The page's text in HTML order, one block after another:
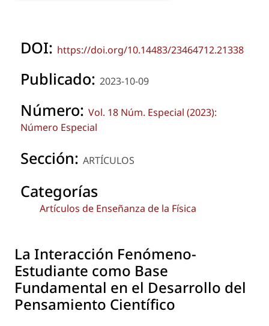
DOI: https://doi.org/10.14483/23464712.21338
Publicado: 2023-10-09
Número: Vol. 18 Núm. Especial (2023):
Número Especial
Sección: ARTÍCULOS
Categorías
Artículos de Enseñanza de la Física
La Interacción Fenómeno-
Estudiante como Base
Fundamental en el Desarrollo del
Pensamiento Científico